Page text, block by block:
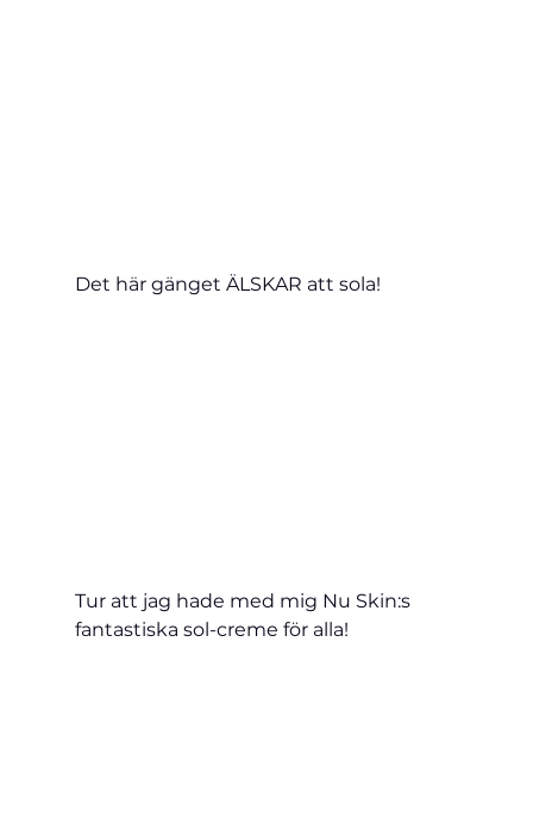
Det här gänget ÄLSKAR att sola!
Tur att jag hade med mig Nu Skin:s
fantastiska sol-creme för alla!